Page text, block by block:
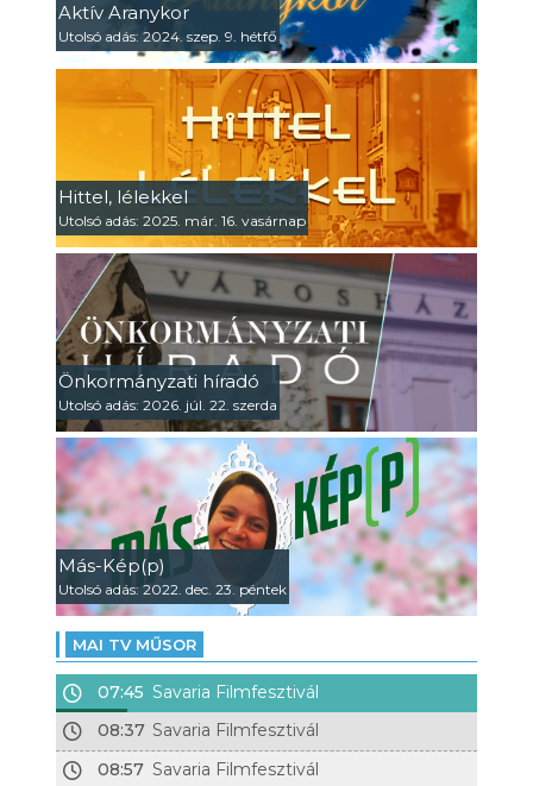
Aktív Aranykor
Utolsó adás: 2024. szep. 9. hétfő
Hittel, lélekkel
Utolsó adás: 2025. már. 16. vasárnap
Önkormányzati híradó
Utolsó adás: 2026. júl. 22. szerda
Más-Kép(p)
Utolsó adás: 2022. dec. 23. péntek
MAI TV MŰSOR
07:45 Savaria Filmfesztivál
08:37 Savaria Filmfesztivál
08:57 Savaria Filmfesztivál